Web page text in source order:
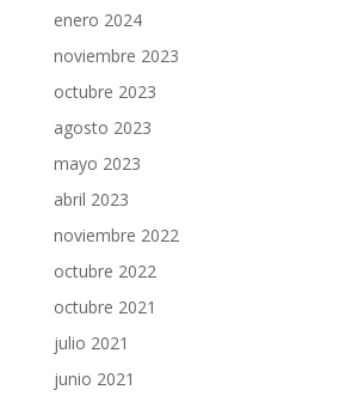
enero 2024
noviembre 2023
octubre 2023
agosto 2023
mayo 2023
abril 2023
noviembre 2022
octubre 2022
octubre 2021
julio 2021
junio 2021